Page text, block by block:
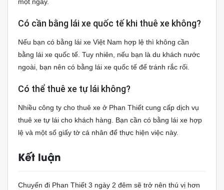
Có cần bằng lái xe quốc tế khi thuê xe không?
Nếu bạn có bằng lái xe Việt Nam hợp lệ thì không cần
bằng lái xe quốc tế. Tuy nhiên, nếu bạn là du khách nước
ngoài, bạn nên có bằng lái xe quốc tế để tránh rắc rối.
Có thể thuê xe tự lái không?
Nhiều công ty cho thuê xe ở Phan Thiết cung cấp dịch vụ
thuê xe tự lái cho khách hàng. Bạn cần có bằng lái xe hợp
lệ và một số giấy tờ cá nhân để thực hiện việc này.
Kết luận
Chuyến đi Phan Thiết 3 ngày 2 đêm sẽ trở nên thú vị hơn